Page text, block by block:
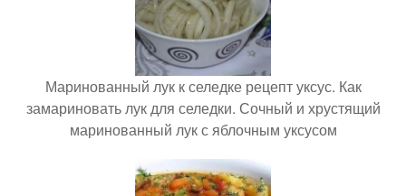
Маринованный лук к селедке рецепт уксус. Как
замариновать лук для селедки. Сочный и хрустящий
маринованный лук с яблочным уксусом